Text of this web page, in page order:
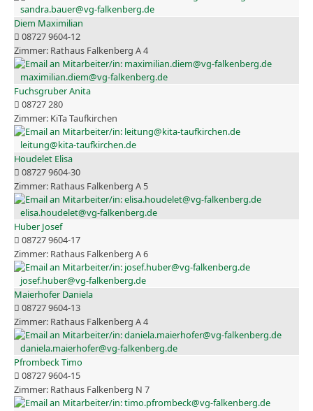
sandra.bauer@vg-falkenberg.de
Diem Maximilian
08727 9604-12
Rathaus Falkenberg A 4
maximilian.diem@vg-falkenberg.de
Fuchsgruber Anita
08727 280
KiTa Taufkirchen
leitung@kita-taufkirchen.de
Houdelet Elisa
08727 9604-30
Rathaus Falkenberg A 5
elisa.houdelet@vg-falkenberg.de
Huber Josef
08727 9604-17
Rathaus Falkenberg A 6
josef.huber@vg-falkenberg.de
Maierhofer Daniela
08727 9604-13
Rathaus Falkenberg A 4
daniela.maierhofer@vg-falkenberg.de
Pfrombeck Timo
08727 9604-15
Rathaus Falkenberg N 7